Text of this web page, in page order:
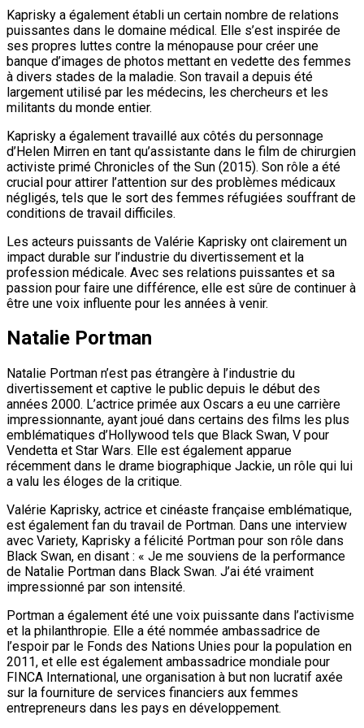
Kaprisky a également établi un certain nombre de relations
puissantes dans le domaine médical. Elle s’est inspirée de
ses propres luttes contre la ménopause pour créer une
banque d’images de photos mettant en vedette des femmes
à divers stades de la maladie. Son travail a depuis été
largement utilisé par les médecins, les chercheurs et les
militants du monde entier.
Kaprisky a également travaillé aux côtés du personnage
d’Helen Mirren en tant qu’assistante dans le film de chirurgien
activiste primé Chronicles of the Sun (2015). Son rôle a été
crucial pour attirer l’attention sur des problèmes médicaux
négligés, tels que le sort des femmes réfugiées souffrant de
conditions de travail difficiles.
Les acteurs puissants de Valérie Kaprisky ont clairement un
impact durable sur l’industrie du divertissement et la
profession médicale. Avec ses relations puissantes et sa
passion pour faire une différence, elle est sûre de continuer à
être une voix influente pour les années à venir.
Natalie Portman
Natalie Portman n’est pas étrangère à l’industrie du
divertissement et captive le public depuis le début des
années 2000. L’actrice primée aux Oscars a eu une carrière
impressionnante, ayant joué dans certains des films les plus
emblématiques d’Hollywood tels que Black Swan, V pour
Vendetta et Star Wars. Elle est également apparue
récemment dans le drame biographique Jackie, un rôle qui lui
a valu les éloges de la critique.
Valérie Kaprisky, actrice et cinéaste française emblématique,
est également fan du travail de Portman. Dans une interview
avec Variety, Kaprisky a félicité Portman pour son rôle dans
Black Swan, en disant : « Je me souviens de la performance
de Natalie Portman dans Black Swan. J’ai été vraiment
impressionné par son intensité.
Portman a également été une voix puissante dans l’activisme
et la philanthropie. Elle a été nommée ambassadrice de
l’espoir par le Fonds des Nations Unies pour la population en
2011, et elle est également ambassadrice mondiale pour
FINCA International, une organisation à but non lucratif axée
sur la fourniture de services financiers aux femmes
entrepreneurs dans les pays en développement.